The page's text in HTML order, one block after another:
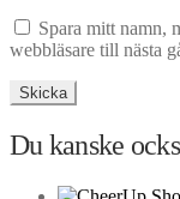
Spara mitt namn,
webbläsare till nästa
Du kanske